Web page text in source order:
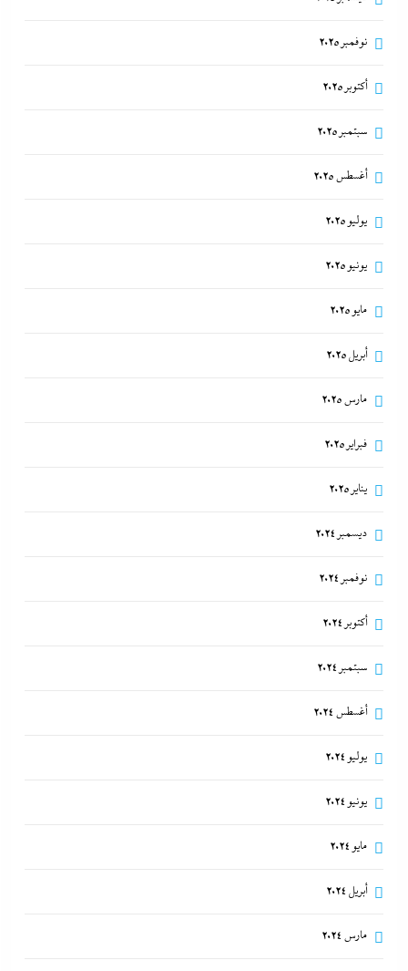
نوفمبر 2025
أكتوبر 2025
سبتمبر 2025
أغسطس 2025
يوليو 2025
يونيو 2025
مايو 2025
أبريل 2025
مارس 2025
فبراير 2025
يناير 2025
ديسمبر 2024
نوفمبر 2024
أكتوبر 2024
سبتمبر 2024
أغسطس 2024
يوليو 2024
يونيو 2024
مايو 2024
أبريل 2024
مارس 2024